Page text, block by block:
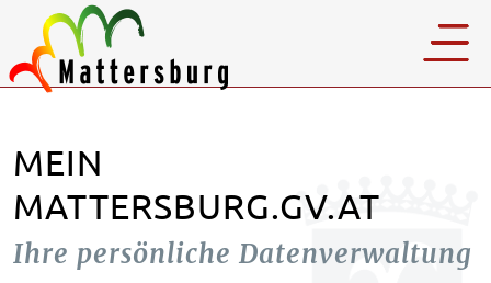
MEIN
MATTERSBURG.GV.AT
Ihre persönliche Datenverwaltung